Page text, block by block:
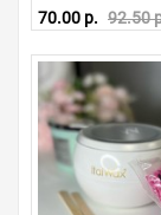
70.00 р. 92.50